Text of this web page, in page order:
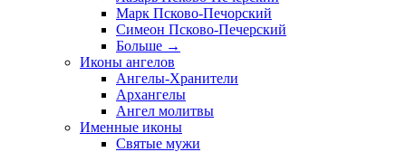
Марк Псково-Печорский
Симеон Псково-Печерский
Больше →
Иконы ангелов
Ангелы-Хранители
Архангелы
Ангел молитвы
Именные иконы
Святые мужи